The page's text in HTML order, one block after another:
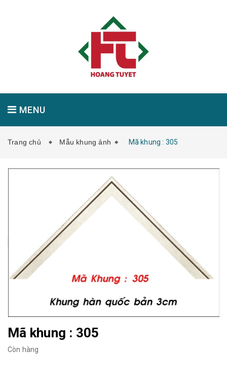
MENU
Trang chủ Mẫu khung ảnh Mã khung : 305
Mã khung : 305
Còn hàng